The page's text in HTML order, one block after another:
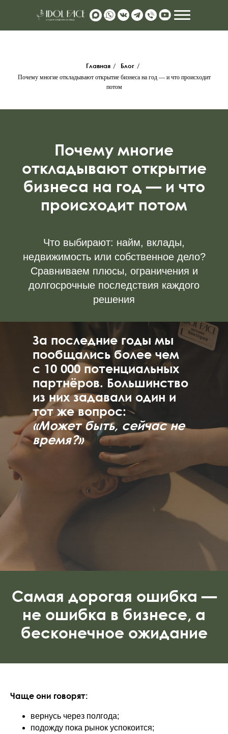
ЗАКАЗАТЬ ЗВОНОК
Главная / Блог /
Почему многие откладывают открытие бизнеса на год — и что происходит
потом
Почему многие
откладывают открытие
бизнеса на год — и что
происходит потом
Что выбирают: найм, вклады,
недвижимость или собственное дело?
Сравниваем плюсы, ограничения и
долгосрочные последствия каждого
решения
За последние годы мы
пообщались более чем
с 10 000 потенциальных
партнёров. Большинство
из них задавали один и
тот же вопрос:
«Может быть, сейчас не
время?»
Самая дорогая ошибка —
не ошибка в бизнесе, а
бесконечное ожидание
Чаще они говорят:
вернусь через полгода;
подожду пока рынок успокоится;